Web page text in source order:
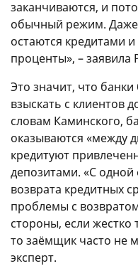
заканчиваются, и
обычный режим. Даже
остаются кредитами
проценты», – заявила
Это значит, что банки
взыскать с клиентов
словам Каминского,
оказываются «между
кредитуют
депозитами. «С одной
возврата кредитных
проблемы с
стороны, если жестко
то заёмщик часто не
эксперт.